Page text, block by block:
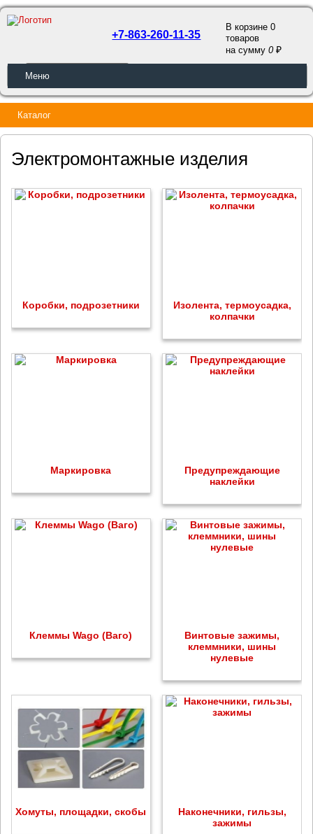
ОБРАТНЫЙ ЗВОНОК
+7-863-260-11-35
В корзине 0
товаров
на сумму0
Меню
Каталог
Электромонтажные изделия
Коробки, подрозетники
Изолента, термоусадка,
колпачки
Маркировка
Предупреждающие
наклейки
Клеммы Wago (Ваго)
Винтовые зажимы,
клеммники, шины
нулевые
Хомуты, площадки, скобы
Наконечники, гильзы,
зажимы